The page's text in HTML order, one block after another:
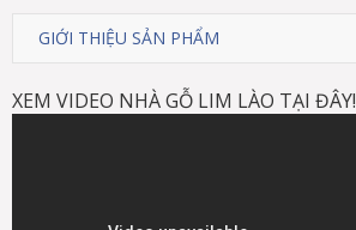
GIỚI THIỆU SẢN PHẨM
XEM VIDEO NHÀ GỖ LIM LÀO TẠI ĐÂY!